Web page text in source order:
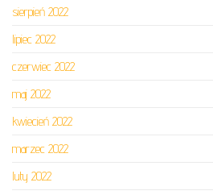
sierpień 2022
lipiec 2022
czerwiec 2022
maj 2022
kwiecień 2022
marzec 2022
luty 2022